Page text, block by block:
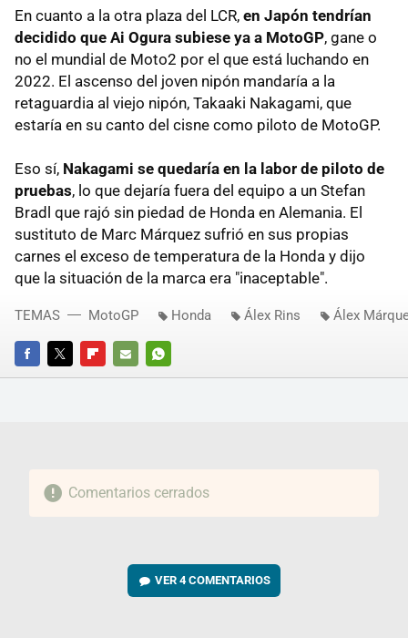
En cuanto a la otra plaza del LCR, en Japón tendrían
decidido que Ai Ogura subiese ya a MotoGP, gane o
no el mundial de Moto2 por el que está luchando en
2022. El ascenso del joven nipón mandaría a la
retaguardia al viejo nipón, Takaaki Nakagami, que
estaría en su canto del cisne como piloto de MotoGP.
Eso sí, Nakagami se quedaría en la labor de piloto de
pruebas, lo que dejaría fuera del equipo a un Stefan
Bradl que rajó sin piedad de Honda en Alemania. El
sustituto de Marc Márquez sufrió en sus propias
carnes el exceso de temperatura de la Honda y dijo
que la situación de la marca era "inaceptable".
FACEBOOKTWITTERFLIPBOARD
E-
WHATSAPP
TEMAS MotoGP Honda Álex Rins Álex
Comentarios cerrados
VER4 COMENTARIOS